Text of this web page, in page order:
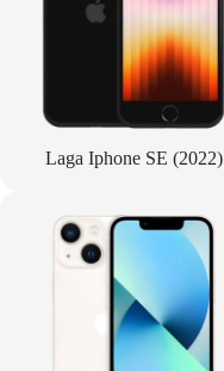
Laga Iphone SE (2022)